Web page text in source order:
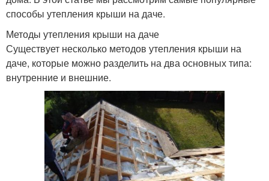
способы утепления крыши на даче.
Методы утепления крыши на даче
Существует несколько методов утепления крыши на
даче, которые можно разделить на два основных типа:
внутренние и внешние.